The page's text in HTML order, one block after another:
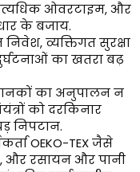
ओवरटाइम, और
के बजाय.
निवेश, व्यक्तिगत सुरक्षा
का खतरा बढ़
का अनुपालन न
को दरकिनार
निपटान.
OEKO-TEX जैसे
और रसायन और पानी